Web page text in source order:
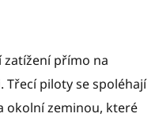
zatížení přímo na
piloty se spoléhají
okolní zeminou, které